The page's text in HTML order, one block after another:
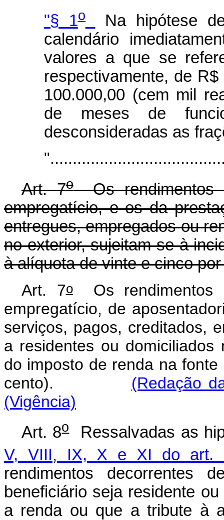
"§ 1o
Na hipótese
calendário
valores a que se
respectivamente, de
100.000,00 (cem mil
de meses de
desconsideradas as
Art. 7oOs rendimentos
empregatício, e os da
entregues, empregados ou
no exterior, sujeitam-se à
à alíquota de vinte e cinco
Art. 7oOs rendimentos
empregatício, de
serviços, pagos, creditados,
a residentes ou domiciliados
do imposto de renda na
cento). (Redação
(Vigência)
Art. 8oRessalvadas as
V, VIII, IX, X e XI do art.
rendimentos decorrentes
beneficiário seja residente
a renda ou que a tribute à